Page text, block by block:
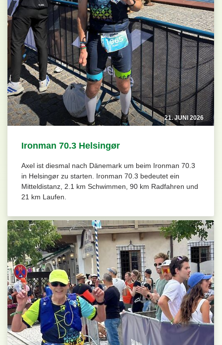
21. JUNI 2026
Ironman 70.3 Helsingør
Axel ist diesmal nach Dänemark um beim Ironman 70.3
in Helsingør zu starten. Ironman 70.3 bedeutet ein
Mitteldistanz, 2.1 km Schwimmen, 90 km Radfahren und
21 km Laufen.